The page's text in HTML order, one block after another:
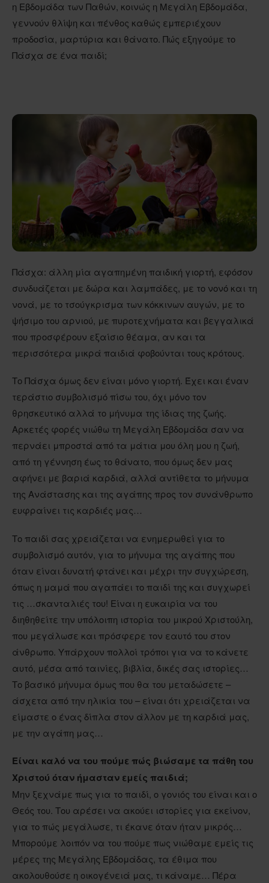
η Εβδομάδα των Παθών, κοινώς η Μεγάλη Εβδομάδα,
γεννούν θλίψη και πένθος καθώς εμπεριέχουν
προδοσία, μαρτύρια και θάνατο. Πώς εξηγούμε το
Πάσχα σε ένα παιδί;
Πάσχα: άλλη μία αγαπημένη παιδική γιορτή, εφόσον
συνδυάζεται με δώρα και λαμπάδες, με το νονό και τη
νονά, με το τσούγκρισμα των κόκκινων αυγών, με το
ψήσιμο του αρνιού, με πυροτεχνήματα και βεγγαλικά
που προσφέρουν εξαίσιο θέαμα, αν και τα
περισσότερα μικρά παιδιά φοβούνται τους κρότους.
Το Πάσχα όμως δεν είναι μόνο γιορτή. Έχει και έναν
τεράστιο συμβολισμό πίσω του, όχι μόνο τον
θρησκευτικό αλλά το μήνυμα της ίδιας της ζωής.
Αρκετές φορές νιώθω τη Μεγάλη Εβδομάδα σαν να
περνάει μπροστά από τα μάτια μου όλη μου η ζωή,
από τη γέννηση έως το θάνατο, που όμως δεν μας
αφήνει με βαριά καρδιά, αλλά αντίθετα το μήνυμα
της Ανάστασης και της αγάπης προς τον συνάνθρωπο
ευφραίνει τις καρδιές μας…
Το παιδί σας χρειάζεται να ενημερωθεί για το
συμβολισμό αυτόν, για το μήνυμα της αγάπης που
όταν είναι δυνατή φτάνει και μέχρι την συγχώρεση,
όπως η μαμά που αγαπάει το παιδί της και συγχωρεί
τις …σκανταλιές του! Είναι η ευκαιρία να του
διηθηθείτε την υπόλοιπη ιστορία του μικρού Χριστούλη,
που μεγάλωσε και πρόσφερε τον εαυτό του στον
άνθρωπο. Υπάρχουν πολλοί τρόποι για να το κάνετε
αυτό, μέσα από ταινίες, βιβλία, δικές σας ιστορίες…
Το βασικό μήνυμα όμως που θα του μεταδώσετε –
άσχετα από την ηλικία του – είναι ότι χρειάζεται να
είμαστε ο ένας δίπλα στον άλλον με τη καρδιά μας,
με την αγάπη μας…
Είναι καλό να του πούμε πώς βιώσαμε τα πάθη του
Χριστού όταν ήμασταν εμείς παιδιά;
Μην ξεχνάμε πως για το παιδί, ο γονιός του είναι και ο
Θεός του. Του αρέσει να ακούει ιστορίες για εκείνον,
για το πώς μεγάλωσε, τι έκανε όταν ήταν μικρός…
Μπορούμε λοιπόν να του πούμε πως νιώθαμε εμείς τις
μέρες της Μεγάλης Εβδομάδας, τα έθιμα που
ακολουθούσε η οικογένειά μας, τι κάναμε… Πέρα